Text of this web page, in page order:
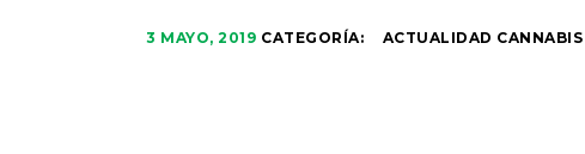
3 MAYO, 2019 CATEGORÍA: ACTUALIDAD CANNABIS